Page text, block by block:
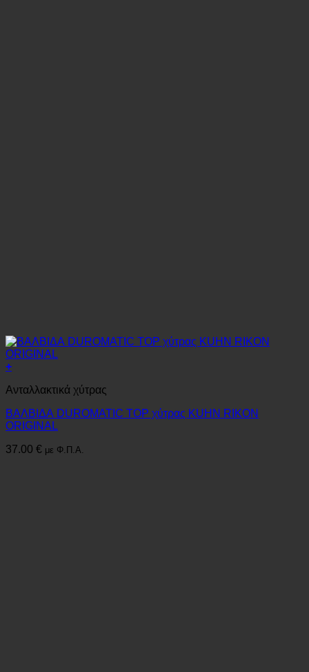
+
Ανταλλακτικά χύτρας
ΒΑΛΒΙΔΑ DUROMATIC TOP χύτρας KUHN RIKON
ORIGINAL
37.00 € με Φ.Π.Α.